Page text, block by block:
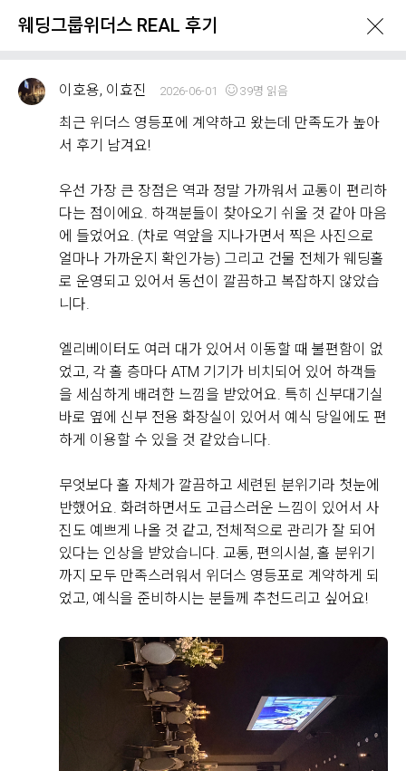
What's New
이벤트 & 프로모션 위더스 Real 후기
Withus 2,176Real Review
웨딩그룹위더스 고객님들께서
직접 작성해주신 소중한 후기
김민철, 김서윤 2026-08-04 7명 읽음
영등포 위더스 웨딩홀 뷔페를 시식하고 왔는데 전체적으
로 만족도가 높았습니다. 가장 인상 깊었던 건 해산물 코
한 회가 신선하게 준비되어 있었고 얼음 위에 깔끔하게
진열되어 있어 보기에도 좋았습니다. 회도 두툼하게 썰려
있어 식감이 좋았고 비린내 없이 신선해서 여러 번 가져
한식 코너도 다양하게 구성되어 있었는데 김치와 무침류,
웨딩그룹위더스 REAL 후기
이호용, 이효진 2026-06-01 39명 읽음
최근 위더스 영등포에 계약하고 왔는데 만족도가 높아
서 후기 남겨요!
우선 가장 큰 장점은 역과 정말 가까워서 교통이 편리하
다는 점이에요. 하객분들이 찾아오기 쉬울 것 같아 마음
에 들었어요. (차로 역앞을 지나가면서 찍은 사진으로
얼마나 가까운지 확인가능) 그리고 건물 전체가 웨딩홀
로 운영되고 있어서 동선이 깔끔하고 복잡하지 않았습
니다.
엘리베이터도 여러 대가 있어서 이동할 때 불편함이 없
었고, 각 홀 층마다 ATM 기기가 비치되어 있어 하객들
을 세심하게 배려한 느낌을 받았어요. 특히 신부대기실
바로 옆에 신부 전용 화장실이 있어서 예식 당일에도 편
하게 이용할 수 있을 것 같았습니다.
무엇보다 홀 자체가 깔끔하고 세련된 분위기라 첫눈에
반했어요. 화려하면서도 고급스러운 느낌이 있어서 사
진도 예쁘게 나올 것 같고, 전체적으로 관리가 잘 되어
있다는 인상을 받았습니다. 교통, 편의시설, 홀 분위기
까지 모두 만족스러워서 위더스 영등포로 계약하게 되
었고, 예식을 준비하시는 분들께 추천드리고 싶어요!